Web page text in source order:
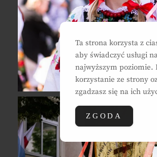
Ta strona korzysta z
aby świadczyć usługi
najwyższym poziomie.
korzystanie ze strony
zgadzasz się na ich
ZGODA